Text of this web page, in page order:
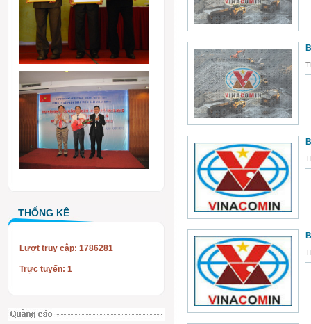
THỐNG KÊ
Lượt truy cập: 1786281
Trực tuyến: 1